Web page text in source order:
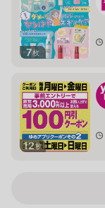
7枚
12枚